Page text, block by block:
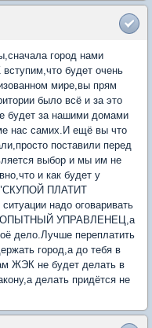
город нами
будет очень
мире,вы прям
было всё и за это
будет за нашими домами
нас самих.И ещё вы что
поставили перед
выбор и мы им не
и как будет у
"СКУПОЙ ПЛАТИТ
надо оговаривать
ОПЫТНЫЙ УПРАВЛЕНЕЦ,а
дело.Лучше переплатить
город,а до тебя в
ЖЭК не будет делать в
делать придётся не